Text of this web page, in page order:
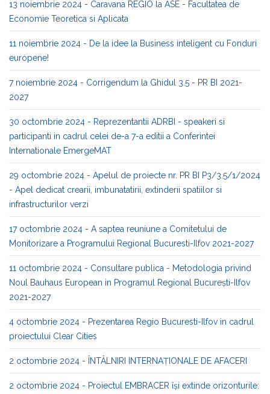
13 noiembrie 2024 - Caravana REGIO la ASE - Facultatea de
Economie Teoretica si Aplicata
11 noiembrie 2024 - De la idee la Business inteligent cu Fonduri
europene!
7 noiembrie 2024 - Corrigendum la Ghidul 3.5 - PR BI 2021-
2027
30 octombrie 2024 - Reprezentantii ADRBI - speakeri si
participanti in cadrul celei de-a 7-a editii a Conferintei
Internationale EmergeMAT
29 octombrie 2024 - Apelul de proiecte nr. PR BI P3/3.5/1/2024
- Apel dedicat crearii, imbunatatirii, extinderii spatiilor si
infrastructurilor verzi
17 octombrie 2024 - A saptea reuniune a Comitetului de
Monitorizare a Programului Regional Bucuresti-Ilfov 2021-2027
11 octombrie 2024 - Consultare publica - Metodologia privind
Noul Bauhaus European in Programul Regional București-Ilfov
2021-2027
4 octombrie 2024 - Prezentarea Regio Bucuresti-Ilfov in cadrul
proiectului Clear Cities
2 octombrie 2024 - ÎNTÂLNIRI INTERNAȚIONALE DE AFACERI
2 octombrie 2024 - Proiectul EMBRACER își extinde orizonturile: